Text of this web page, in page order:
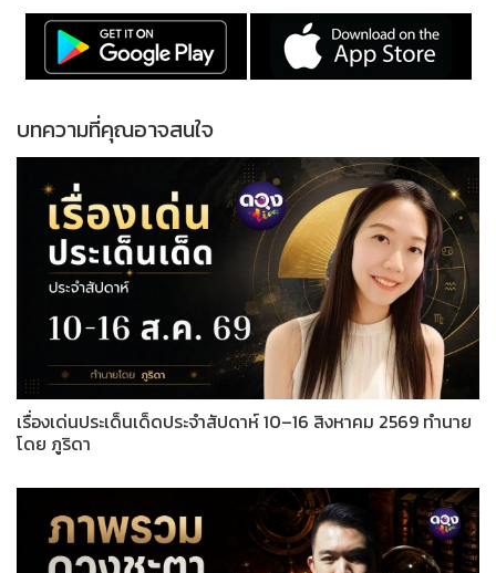
บทความที่คุณอาจสนใจ
เรื่องเด่นประเด็นเด็ดประจำสัปดาห์ 10–16 สิงหาคม 2569 ทำนาย
โดย ภูริดา